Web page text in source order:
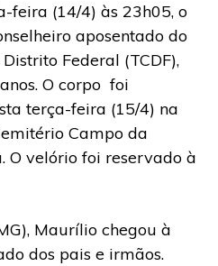
feira (14/4) às 23h05, o
aposentado do
Federal (TCDF),
O corpo foi
terça-feira (15/4) na
Campo da
O velório foi reservado à
Maurílio chegou à
dos pais e irmãos.